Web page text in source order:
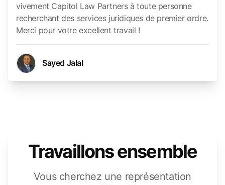
vivement Capitol Law Partners à toute personne
recherchant des services juridiques de premier ordre.
Merci pour votre excellent travail !
Sayed Jalal
Travaillons ensemble
Vous cherchez une représentation